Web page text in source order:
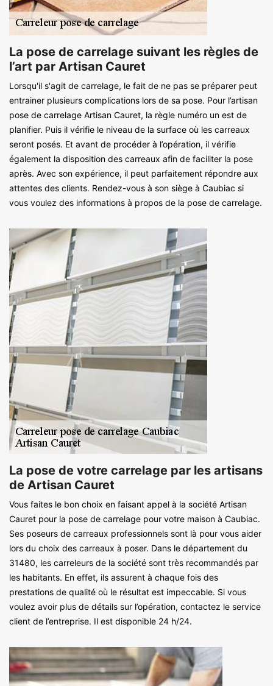
La pose de carrelage suivant les règles de
l’art par Artisan Cauret
Lorsqu'il s'agit de carrelage, le fait de ne pas se préparer peut
entrainer plusieurs complications lors de sa pose. Pour l’artisan
pose de carrelage Artisan Cauret, la règle numéro un est de
planifier. Puis il vérifie le niveau de la surface où les carreaux
seront posés. Et avant de procéder à l’opération, il vérifie
également la disposition des carreaux afin de faciliter la pose
après. Avec son expérience, il peut parfaitement répondre aux
attentes des clients. Rendez-vous à son siège à Caubiac si
vous voulez des informations à propos de la pose de carrelage.
La pose de votre carrelage par les artisans
de Artisan Cauret
Vous faites le bon choix en faisant appel à la société Artisan
Cauret pour la pose de carrelage pour votre maison à Caubiac.
Ses poseurs de carreaux professionnels sont là pour vous aider
lors du choix des carreaux à poser. Dans le département du
31480, les carreleurs de la société sont très recommandés par
les habitants. En effet, ils assurent à chaque fois des
prestations de qualité où le résultat est impeccable. Si vous
voulez avoir plus de détails sur l’opération, contactez le service
client de l’entreprise. Il est disponible 24 h/24.